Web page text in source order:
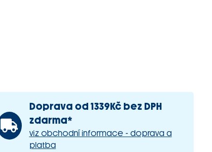
Doprava od 1339Kč bez DPH
zdarma*
viz obchodní informace - doprava a
platba